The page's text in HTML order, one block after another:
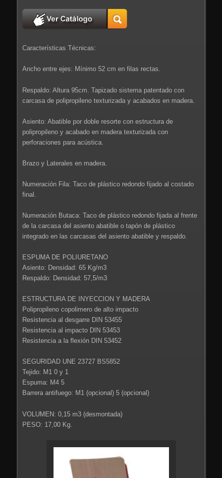
Características Técnicas:
Ancho entre ejes: Mínimo 52 cm en filas rectas.
Respaldo: Altura 95cm. Tapizado sistema patentado con
carcasa de polipropileno texturizada y acabados en madera.
Asiento: Abatible por doble resorte con estructura de
polipropileno y acabado en madera texturizada con
perforaciones para acústica.
Brazo y Laterales en madera.
Numeración Fila: Taco de plástico redondo fijado al costado
final.
Numeración Butaca: Taco de plástico redondo fijada al frente
de la carcasa del asiento abatible o tapón de plástico
integrado en las carcasas del asiento abatible y respaldo.
ESPUMA DE POLIURETANO
Asiento: Densidad: 65 Kg/m3
Respaldo: Densidad: 57,5/m3
ESTRUCTURA DE INYECCION Y MADERA
Polipropileno copolimero de alto impacto
Resistencia al desgarre DIN 53455
Resistencia al impacto DIN 53453
Resistencia a la flexión DIN 53452
SEGURIDAD UNE 23727 BS5852
Tejido: M1 0 y 1
Espuma: M4 5
Barrera antifuego: M1 (opcional) 5 (opcional)
VOLUMEN: 0,15 m3 (desmontada)
PESO: 17,00 Kg.